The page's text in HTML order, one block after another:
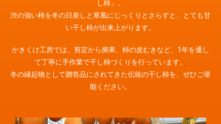
し柿」。
渋の強い柿を冬の日差しと寒風にじっくりとさらすと、とても甘
い干し柿が出来上がります。
かきくけ工房では、剪定から摘果、柿の皮むきなど、1年を通し
て丁寧に手作業で干し柿づくりを行っています。
冬の縁起物として贈答品にされてきた伝統の干し柿を、ぜひご堪
能ください。